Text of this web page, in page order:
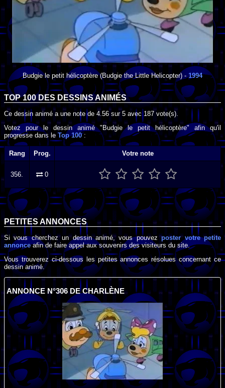
Budgie le petit hélicoptère(Budgie the Little Helicopter) -1994
TOP 100 DES DESSINS ANIMÉS
Ce dessin animé a une note de 4.56 sur 5 avec187 vote(s).
Votez pour le dessin animé "Budgie le petit hélicoptère" afin qu'il
progresse dans leTop 100:
Rang Prog. Votre note
356. 0
PETITES ANNONCES
Si vous cherchez un dessin animé, vous pouvezposter votre petite
annonceafin de faire appel aux souvenirs des visiteurs du site.
Vous trouverez ci-dessous les petites annonces résolues concernant ce
dessin animé.
ANNONCE N°306 DE CHARLÈNE